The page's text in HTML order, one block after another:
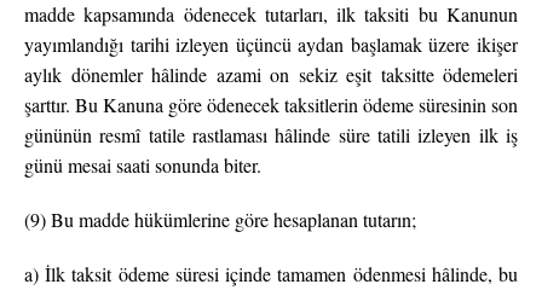
madde kapsamında ödenecek tutarları, ilk taksiti bu Kanunun
yayımlandığı tarihi izleyen üçüncü aydan başlamak üzere ikişer
aylık dönemler hâlinde azami on sekiz eşit taksitte ödemeleri
şarttır. Bu Kanuna göre ödenecek taksitlerin ödeme süresinin son
gününün resmî tatile rastlaması hâlinde süre tatili izleyen ilk iş
günü mesai saati sonunda biter.
(9) Bu madde hükümlerine göre hesaplanan tutarın;
a) İlk taksit ödeme süresi içinde tamamen ödenmesi hâlinde, bu